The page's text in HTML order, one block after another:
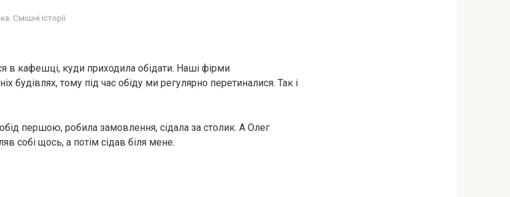
Смішні історії
в кафешці, куди приходила обідати. Наші фірми
будівлях, тому під час обіду ми регулярно перетиналися. Так і
першою, робила замовлення, сідала за столик. А Олег
собі щось, а потім сідав біля мене.